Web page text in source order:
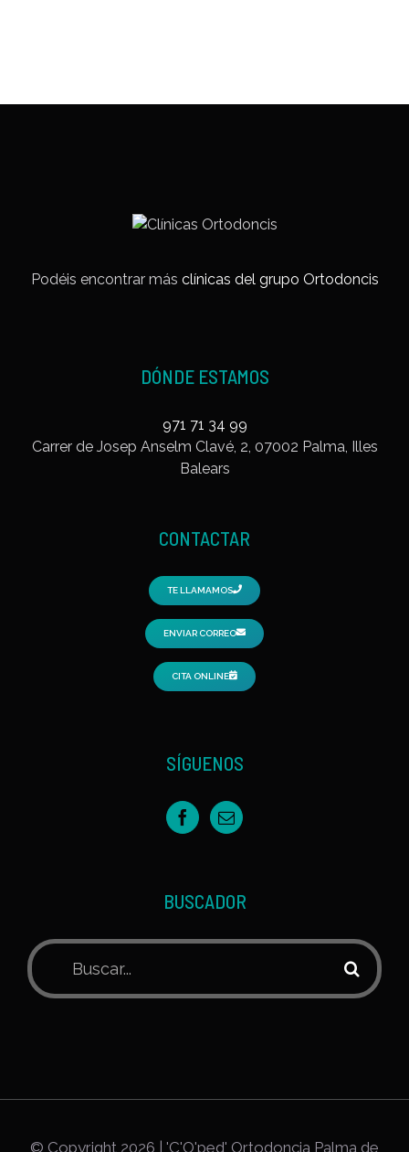
Podéis encontrar más clínicas del grupo Ortodoncis
DÓNDE ESTAMOS
971 71 34 99
Carrer de Josep Anselm Clavé, 2, 07002 Palma, Illes
Balears
CONTACTAR
TE LLAMAMOS
ENVIAR CORREO
CITA ONLINE
SÍGUENOS
BUSCADOR
© Copyright 2026 | 'C'O'ped' Ortodoncia Palma de